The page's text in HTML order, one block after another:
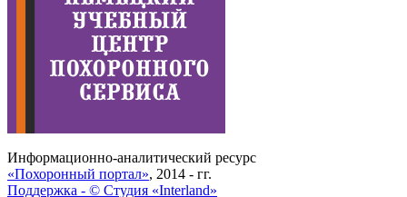
Информационно-аналитический ресурс
«Похоронный портал», 2014 - гг.
Поддержка - © Cтудия «Interland»